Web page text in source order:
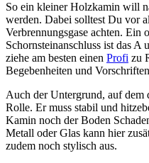
So ein kleiner Holzkamin will
werden. Dabei solltest Du vor
Verbrennungsgase achten. Ein
Schornsteinanschluss ist das
ziehe am besten einen Profi zu
Begebenheiten und
Auch der Untergrund, auf dem
Rolle. Er muss stabil und
Kamin noch der Boden
Metall oder Glas kann hier
zudem noch stylisch aus.